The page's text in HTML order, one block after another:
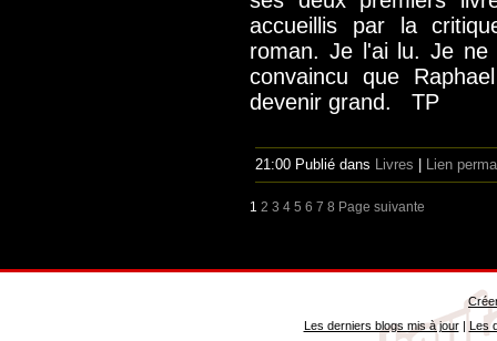
accueillis par la
roman. Je l'ai lu. Je
convaincu que
devenir grand. TP
21:00 Publié dans Livres Lien
1 2 3 4 5 6 7 8 Page suivante
Les derniers blogs mis à jour| Les